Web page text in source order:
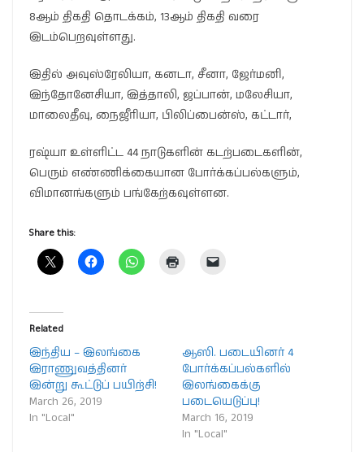
8ஆம் திகதி தொடக்கம், 13ஆம் திகதி வரை
இடம்பெறவுள்ளது.
இதில் அவுஸ்ரேலியா, கனடா, சீனா, ஜேர்மனி,
இந்தோனேசியா, இத்தாலி, ஜப்பான், மலேசியா,
மாலைதீவு, நைஜீரியா, பிலிப்பைன்ஸ், கட்டார்,
ரஷ்யா உள்ளிட்ட 44 நாடுகளின் கடற்படைகளின்,
பெரும் எண்ணிக்கையான போர்க்கப்பல்களும்,
விமானங்களும் பங்கேற்கவுள்ளன.
Share this:
Related
இந்திய – இலங்கை
இராணுவத்தினர்
இன்று கூட்டுப் பயிற்சி!
March 26, 2019
In "Local"
ஆஸி. படையினர் 4
போர்க்கப்பல்களில்
இலங்கைக்கு
படையெடுப்பு!
March 16, 2019
In "Local"